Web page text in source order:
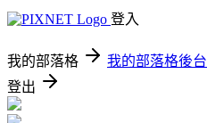
登入
我的部落格 我的部落格後台
登出